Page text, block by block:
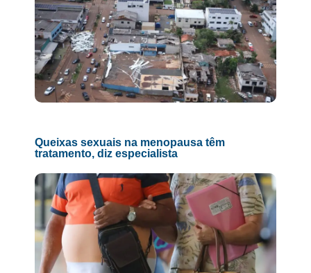
Queixas sexuais na menopausa têm
tratamento, diz especialista